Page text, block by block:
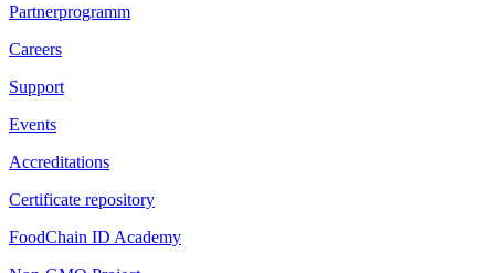
Partnerprogramm
Careers
Support
Events
Accreditations
Certificate repository
FoodChain ID Academy